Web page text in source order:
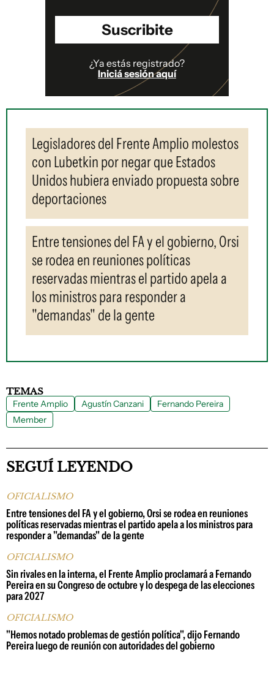
Suscribite
¿Ya estás registrado?
Iniciá sesión aquí
Legisladores del Frente Amplio molestos
con Lubetkin por negar que Estados
Unidos hubiera enviado propuesta sobre
deportaciones
Entre tensiones del FA y el gobierno, Orsi
se rodea en reuniones políticas
reservadas mientras el partido apela a
los ministros para responder a
"demandas" de la gente
TEMAS
Frente Amplio Agustín Canzani
Fernando Pereira
Member
SEGUÍ LEYENDO
OFICIALISMO
Entre tensiones del FA y el gobierno, Orsi se rodea en reuniones
políticas reservadas mientras el partido apela a los ministros para
responder a "demandas" de la gente
OFICIALISMO
Sin rivales en la interna, el Frente Amplio proclamará a Fernando
Pereira en su Congreso de octubre y lo despega de las elecciones
para 2027
OFICIALISMO
"Hemos notado problemas de gestión política", dijo Fernando
Pereira luego de reunión con autoridades del gobierno